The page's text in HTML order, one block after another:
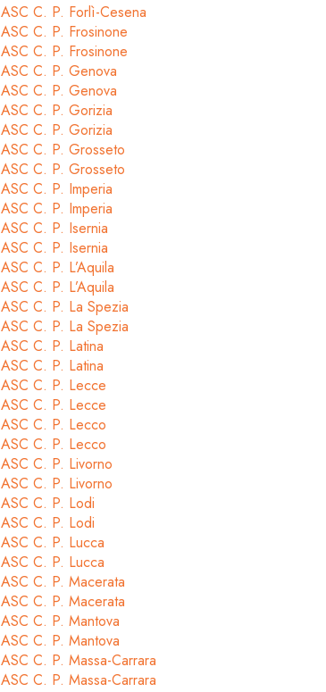
ASC C. P. Forlì-Cesena
ASC C. P. Frosinone
ASC C. P. Frosinone
ASC C. P. Genova
ASC C. P. Genova
ASC C. P. Gorizia
ASC C. P. Gorizia
ASC C. P. Grosseto
ASC C. P. Grosseto
ASC C. P. Imperia
ASC C. P. Imperia
ASC C. P. Isernia
ASC C. P. Isernia
ASC C. P. L’Aquila
ASC C. P. L’Aquila
ASC C. P. La Spezia
ASC C. P. La Spezia
ASC C. P. Latina
ASC C. P. Latina
ASC C. P. Lecce
ASC C. P. Lecce
ASC C. P. Lecco
ASC C. P. Lecco
ASC C. P. Livorno
ASC C. P. Livorno
ASC C. P. Lodi
ASC C. P. Lodi
ASC C. P. Lucca
ASC C. P. Lucca
ASC C. P. Macerata
ASC C. P. Macerata
ASC C. P. Mantova
ASC C. P. Mantova
ASC C. P. Massa-Carrara
ASC C. P. Massa-Carrara